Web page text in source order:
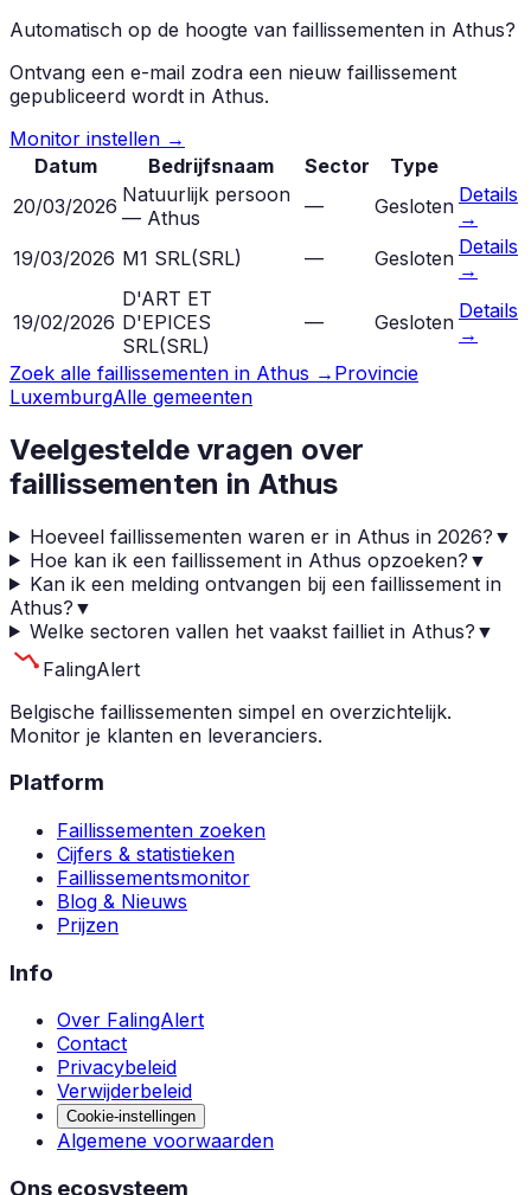
Automatisch op de hoogte van faillissementen in Athus?
Ontvang een e-mail zodra een nieuw faillissement
gepubliceerd wordt in Athus.
Monitor instellen →
Datum
Bedrijfsnaam Sector
Type
20/03/2026 Natuurlijk persoon
— Athus
— Gesloten Details
→
19/03/2026 M1 SRL(SRL) — Gesloten Details
→
19/02/2026
D'ART ET
D'EPICES
SRL(SRL)
— Gesloten Details
→
Zoek alle faillissementen in Athus → Provincie
LuxemburgAlle gemeenten
Veelgestelde vragen over
faillissementen in Athus
Hoeveel faillissementen waren er in Athus in 2026? ▼
Hoe kan ik een faillissement in Athus opzoeken? ▼
Kan ik een melding ontvangen bij een faillissement in
Athus? ▼
Welke sectoren vallen het vaakst failliet in Athus? ▼
FalingAlert
Belgische faillissementen simpel en overzichtelijk.
Monitor je klanten en leveranciers.
Platform
Faillissementen zoeken
Cijfers & statistieken
Faillissementsmonitor
Blog & Nieuws
Prijzen
Info
Over FalingAlert
Contact
Privacybeleid
Verwijderbeleid
Cookie-instellingen
Algemene voorwaarden
Ons ecosysteem